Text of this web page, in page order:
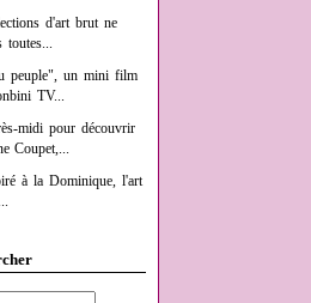
d'art brut ne
toutes...
peuple", un mini film
TV...
midi pour découvrir
Coupet,...
à la Dominique, l'art